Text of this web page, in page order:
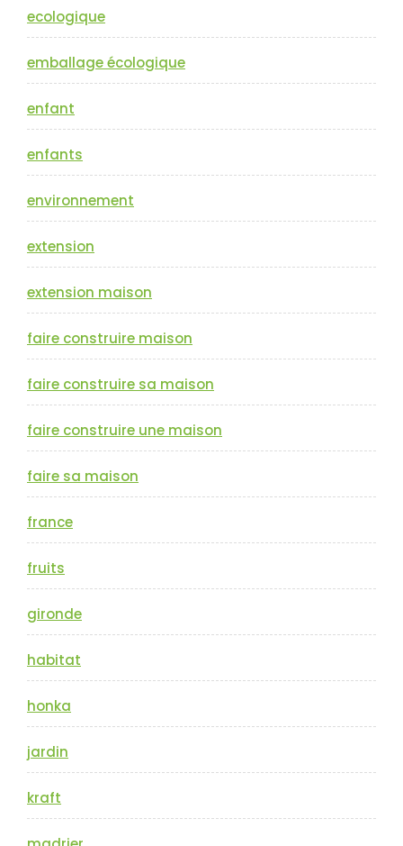
ecologique
emballage écologique
enfant
enfants
environnement
extension
extension maison
faire construire maison
faire construire sa maison
faire construire une maison
faire sa maison
france
fruits
gironde
habitat
honka
jardin
kraft